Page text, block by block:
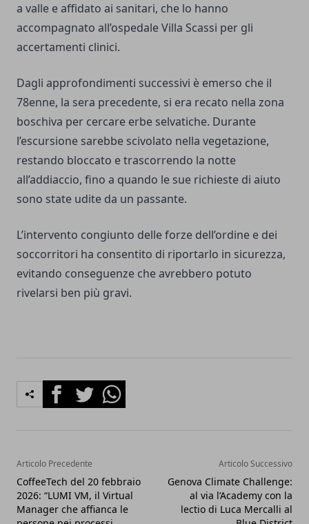
a valle e affidato ai sanitari, che lo hanno
accompagnato all’ospedale Villa Scassi per gli
accertamenti clinici.
Dagli approfondimenti successivi è emerso che il
78enne, la sera precedente, si era recato nella zona
boschiva per cercare erbe selvatiche. Durante
l’escursione sarebbe scivolato nella vegetazione,
restando bloccato e trascorrendo la notte
all’addiaccio, fino a quando le sue richieste di aiuto
sono state udite da un passante.
L’intervento congiunto delle forze dell’ordine e dei
soccorritori ha consentito di riportarlo in sicurezza,
evitando conseguenze che avrebbero potuto
rivelarsi ben più gravi.
FacebookTwitterWhatsapp
Articolo Precedente
CoffeeTech del 20 febbraio
2026: “LUMI VM, il Virtual
Manager che affianca le
Articolo Successivo
Genova Climate Challenge:
al via l’Academy con la
lectio di Luca Mercalli al